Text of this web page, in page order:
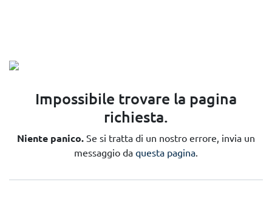
Errore 404
Impossibile trovare la pagina
richiesta.
Niente panico. Se si tratta di un nostro errore, invia un
messaggio da questa pagina.